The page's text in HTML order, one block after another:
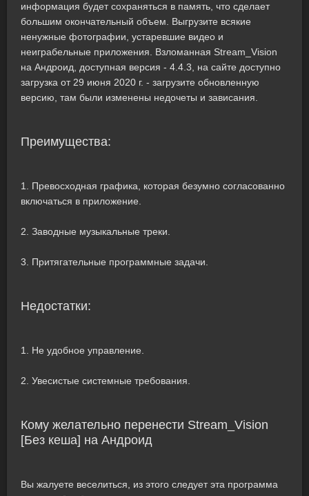
информация будет сохраняться в память, что сделает
большим окончательный объем. Выгрузите всякие
ненужные фотографии, устаревшие видео и
неиграбельные приложения. Взломанная Stream_Vision
на Андроид, доступная версия - 4.4.3, на сайте доступно
загрузка от 29 июня 2020 г. - загрузите обновленную
версию, там были изменены недочеты и зависания.
Преимущества:
1. Превосходная графика, которая безумно согласованно
включаться в приложение.
2. Заводные музыкальные треки.
3. Притягательные программные задачи.
Недостатки:
1. Не удобное управление.
2. Увесистые системные требования.
Кому желательно перенести Stream_Vision
[Без кеша] на Андроид
Вы жалуете веселиться, из этого следует эта программа